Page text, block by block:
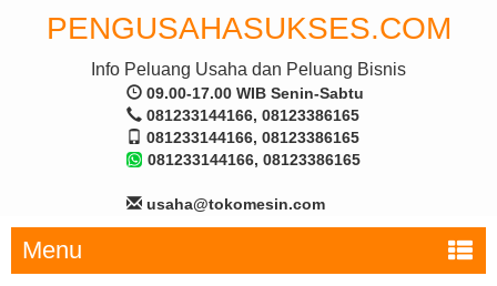
PENGUSAHASUKSES.COM
Info Peluang Usaha dan Peluang Bisnis
09.00-17.00 WIB Senin-Sabtu
081233144166, 08123386165
081233144166, 08123386165
081233144166, 08123386165
usaha@tokomesin.com
Menu